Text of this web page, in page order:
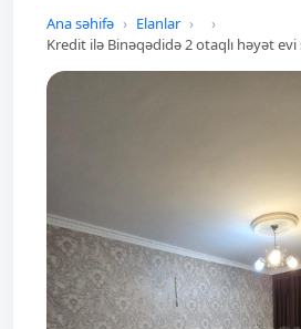
Ana səhifə
Elanlar
Kredit ilə Binəqədidə 2 otaqlı həyət evi